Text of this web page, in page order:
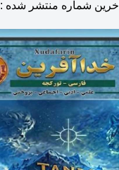
آخرین شماره منتشر شده : 251